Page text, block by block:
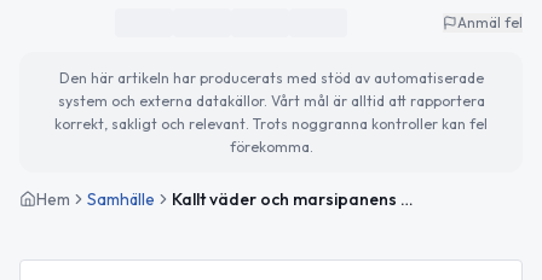
Anmäl fel
Den här artikeln har producerats med stöd av automatiserade
system och externa datakällor. Vårt mål är alltid att rapportera
korrekt, sakligt och relevant. Trots noggranna kontroller kan fel
förekomma.
Hem Samhälle Kallt väder och marsipanens dag – planera för kommande evenemang i Ängelholm